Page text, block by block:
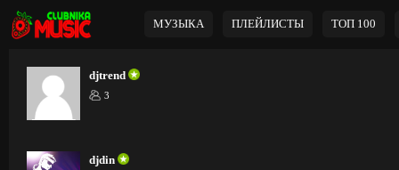
МУЗЫКА ПЛЕЙЛИСТЫ ТОП 100
djtrend
3
djdin